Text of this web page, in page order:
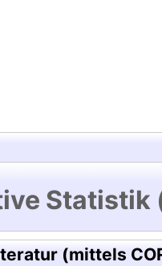
Statistik
(mittels